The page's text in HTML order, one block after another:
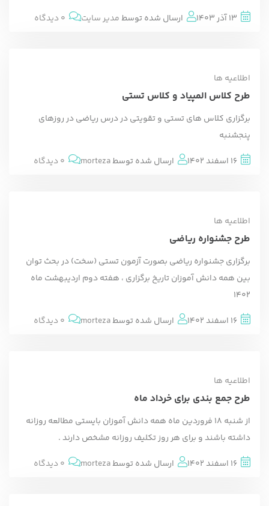
ارسال شده توسطمدیر سایت 0 دیدگاه
اطلاعیه ها
طرح کلاس المپیاد و کلاس تستی
برگزاری کلاس های تستی و تقویتی در درس ریاضی در روزهای
پنجشنبه
ارسال شده توسطmorteza 0 دیدگاه
اطلاعیه ها
طرح جشنواره ریاضی
برگزاری جشنواره ریاضی بصورت آزمون تستی (سخت) در بحث توان
بین همه دانش آموزان تاریخ برگزاری ، هفته دوم اردیبهشت ماه
1402
ارسال شده توسطmorteza 0 دیدگاه
اطلاعیه ها
طرح جمع بندی برای خرداد ماه
از شنبه 18 فروردین ماه همه دانش آموزان بایستی مطالعه روزانه
داشته باشند و برای هر روز تکلیف روزانه مشخص دارند .
ارسال شده توسطmorteza 0 دیدگاه